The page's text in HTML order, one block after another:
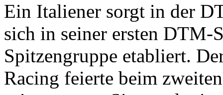
Ein Italiener sorgt in der
sich in seiner ersten DTM-
Spitzengruppe etabliert.
Racing feierte beim